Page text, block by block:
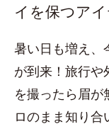
イを保つア
暑い日も増え、
が到来！旅行や
を撮ったら眉が
ロのまま知り